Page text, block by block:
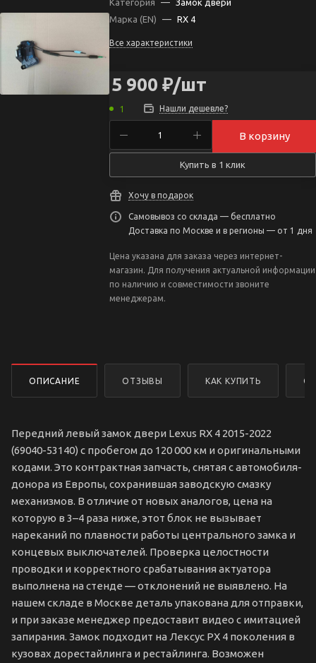
Категория
— Замок двери
Марка (EN)
— RX 4
Все характеристики
5 900 ₽/шт
1 Нашли дешевле?
В корзину
Купить в 1 клик
Хочу в подарок
Самовывоз со склада — бесплатно
Доставка по Москве и в регионы — от 1 дня
Цена указана для заказа через интернет-
магазин. Для получения актуальной информации
по наличию и совместимости звоните
менеджерам.
ОПИСАНИЕ ОТЗЫВЫ КАК КУПИТЬ
Передний левый замок двери Lexus RX 4 2015-2022
(69040-53140) с пробегом до 120 000 км и оригинальными
кодами. Это контрактная запчасть, снятая с автомобиля-
донора из Европы, сохранившая заводскую смазку
механизмов. В отличие от новых аналогов, цена на
которую в 3–4 раза ниже, этот блок не вызывает
нареканий по плавности работы центрального замка и
концевых выключателей. Проверка целостности
проводки и корректного срабатывания актуатора
выполнена на стенде — отклонений не выявлено. На
нашем складе в Москве деталь упакована для отправки,
и при заказе менеджер предоставит видео с имитацией
запирания. Замок подходит на Лексус РХ 4 поколения в
кузовах дорестайлинга и рестайлинга. Возможен